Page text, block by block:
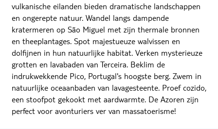
vulkanische eilanden bieden dramatische landschappen
en ongerepte natuur. Wandel langs dampende
kratermeren op São Miguel met zijn thermale bronnen
en theeplantages. Spot majestueuze walvissen en
dolfijnen in hun natuurlijke habitat. Verken mysterieuze
grotten en lavabaden van Terceira. Beklim de
indrukwekkende Pico, Portugal's hoogste berg. Zwem in
natuurlijke oceaanbaden van lavagesteente. Proef cozido,
een stoofpot gekookt met aardwarmte. De Azoren zijn
perfect voor avonturiers ver van massatoerisme!